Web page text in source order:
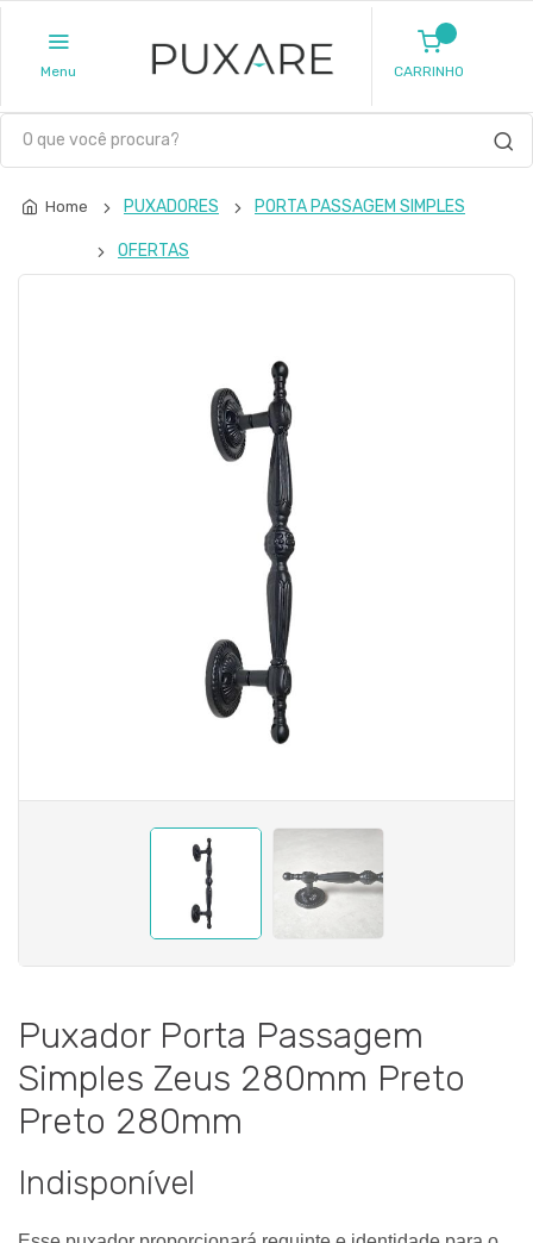
Menu CARRINHO
Home PUXADORES PORTA PASSAGEM SIMPLES
OFERTAS
Puxador Porta Passagem
Simples Zeus 280mm Preto
Preto 280mm
Indisponível